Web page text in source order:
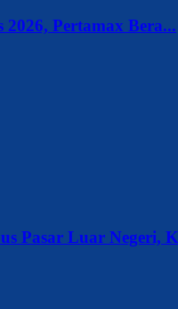
Pertamax Bera...
Pasar Luar Negeri,